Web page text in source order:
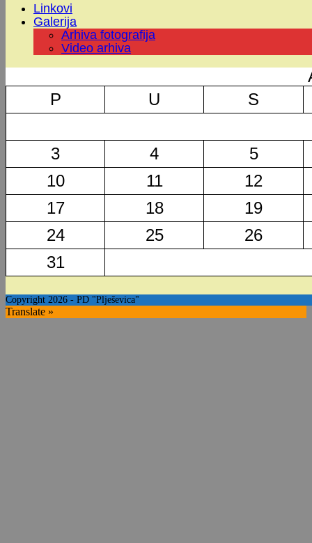
Linkovi
Galerija
Arhiva fotografija
Video arhiva
P
U S
3 4
5
10
11
12
17
18
19
24
25
26
31
Copyright 2026 - PD "Plješevica"
Translate »